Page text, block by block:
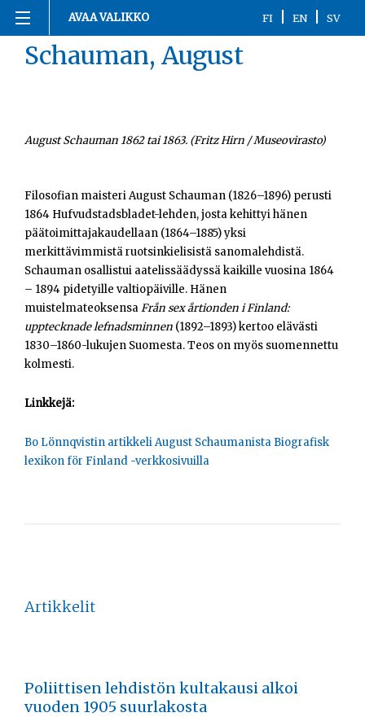
Siirry
sisältöön
AVAA VALIKKO FI EN| SV
Etusivu
1917
1919-1920
1921-2020
Kronologia
Henkilöt
Schauman, August
August Schauman 1862 tai 1863. (Fritz Hirn / Museovirasto)
Filosofian maisteri August Schauman (1826–1896) perusti
1864 Hufvudstadsbladet-lehden, josta kehittyi hänen
päätoimittajakaudellaan (1864–1885) yksi
merkittävimmistä ruotsinkielisistä sanomalehdistä.
Schauman osallistui aatelissäädyssä kaikille vuosina 1864
– 1894 pidetyille valtiopäiville. Hänen
muistelmateoksensaFrån sex årtionden i Finland:
upptecknade lefnadsminnen (1892–1893) kertoo elävästi
1830–1860-lukujen Suomesta. Teos on myös suomennettu
kolmesti.
Linkkejä:
Bo Lönnqvistin artikkeli August Schaumanista Biografisk
lexikon för Finland -verkkosivuilla
Artikkelit
Poliittisen lehdistön kultakausi alkoi
vuoden 1905 suurlakosta